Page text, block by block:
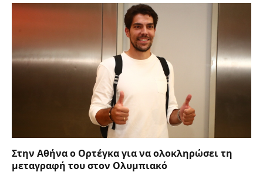
Στην Αθήνα ο Ορτέγκα για να ολοκληρώσει τη
μεταγραφή του στον Ολυμπιακό